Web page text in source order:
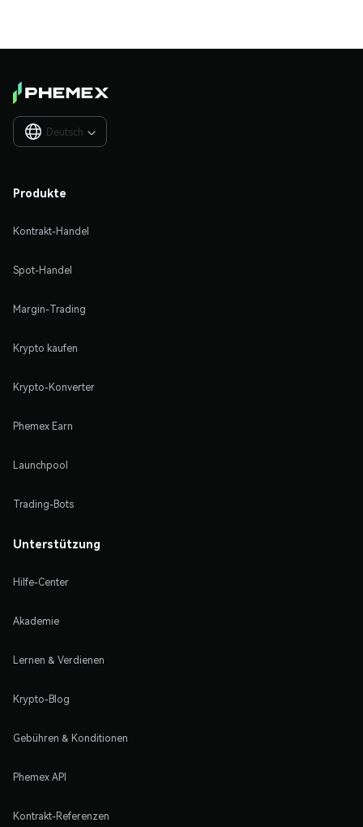
Deutsch 
Produkte
Kontrakt-Handel
Spot-Handel
Margin-Trading
Krypto kaufen
Krypto-Konverter
Phemex Earn
Launchpool
Trading-Bots
Unterstützung
Hilfe-Center
Akademie
Lernen & Verdienen
Krypto-Blog
Gebühren & Konditionen
Phemex API
Kontrakt-Referenzen